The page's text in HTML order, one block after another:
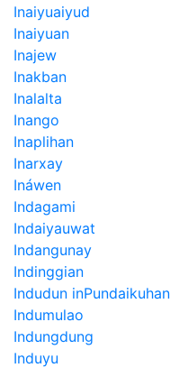
Inaiyuaiyud
Inaiyuan
Inajew
Inakban
Inalalta
Inango
Inaplihan
Inarxay
Ináwen
Indagami
Indaiyauwat
Indangunay
Indinggian
Indudun inPundaikuhan
Indumulao
Indungdung
Induyu